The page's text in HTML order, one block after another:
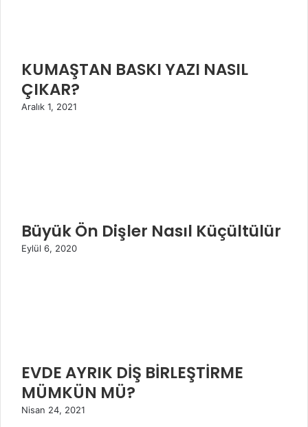
KUMAŞTAN BASKI YAZI NASIL
ÇIKAR?
Aralık 1, 2021
Büyük Ön Dişler Nasıl Küçültülür
Eylül 6, 2020
EVDE AYRIK DİŞ BİRLEŞTİRME
MÜMKÜN MÜ?
Nisan 24, 2021